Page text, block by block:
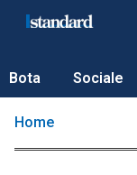
Bota Sociale
Home